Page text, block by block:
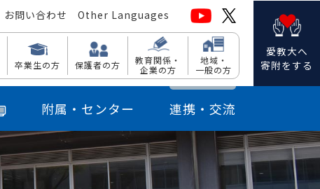
お問い合わせ Other Languages
卒業生の方 保護者の方
教育関係・
企業の方
地域・
一般の方
愛教大へ
寄附をする
附属・センター 連携・交流